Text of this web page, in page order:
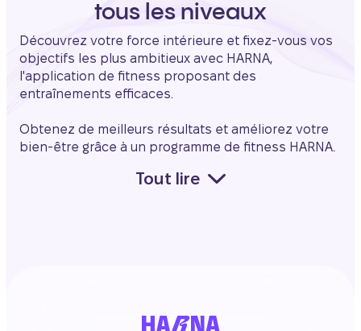
tous les niveaux
Découvrez votre force intérieure et fixez-vous vos
objectifs les plus ambitieux avec HARNA,
l'application de fitness proposant des
entraînements efficaces.
Obtenez de meilleurs résultats et améliorez votre
bien-être grâce à un programme de fitness HARNA.
Tout lire